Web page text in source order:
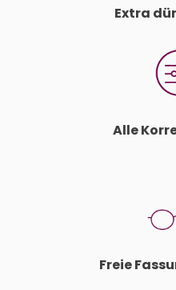
Extra
Alle
Freie